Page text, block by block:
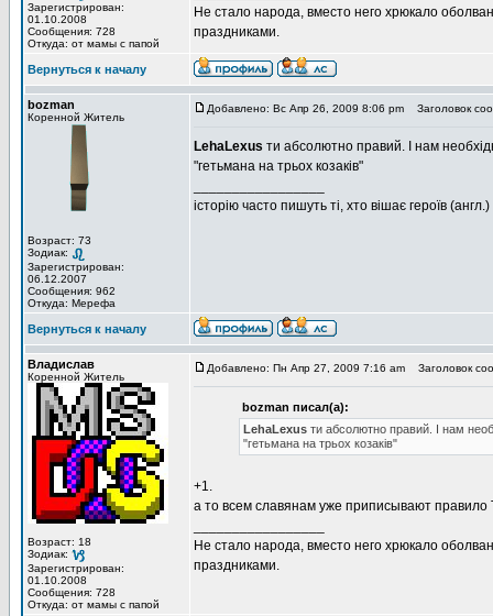
Зарегистрирован:
01.10.2008
Сообщения: 728
Откуда: от мамы с папой
Не стало народа, вместо него хрюкало
праздниками.
Вернуться к началу
bozman
Коренной Житель
Возраст: 73
Зодиак:
Зарегистрирован:
06.12.2007
Сообщения: 962
Откуда: Мерефа
Добавлено: Вс Апр 26, 2009 8:06 pm Заголовок
LehaLexus ти абсолютно правий. І нам
"гетьмана на трьох козаків"
історію часто пишуть ті, хто вішає героїв
Вернуться к началу
Владислав
Коренной Житель
Возраст: 18
Зодиак:
Зарегистрирован:
01.10.2008
Сообщения: 728
Откуда: от мамы с папой
Добавлено: Пн Апр 27, 2009 7:16 am Заголовок
bozman писал(а):
LehaLexusти абсолютно правий. І нам
"гетьмана на трьох козаків"
+1.
а то всем славянам уже приписывают правило
Не стало народа, вместо него хрюкало
праздниками.